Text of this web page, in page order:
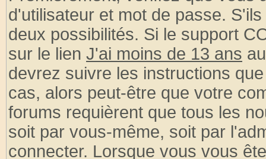
d'utilisateur et mot de passe.
deux possibilités. Si le support
sur le lien J'ai moins de 13 ans
devrez suivre les instructions
cas, alors peut-être que votre
forums requièrent que tous les
soit par vous-même, soit par
connecter. Lorsque vous vous